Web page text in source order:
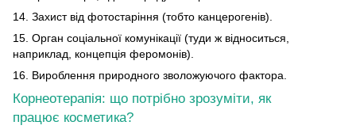
14. Захист від фотостаріння (тобто канцерогенів).
15. Орган соціальної комунікації (туди ж відноситься,
наприклад, концепція феромонів).
16. Вироблення природного зволожуючого фактора.
Корнеотерапія: що потрібно зрозуміти, як
працює косметика?